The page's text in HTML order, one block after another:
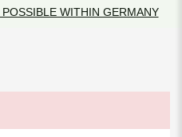
WITHIN GERMANY